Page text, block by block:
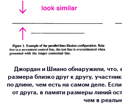
Джордан и Шиано обнаружили, что,
размера близко друг к другу,
по длине, чем есть на самом деле.
от друга, в памяти размеры линий
чем в